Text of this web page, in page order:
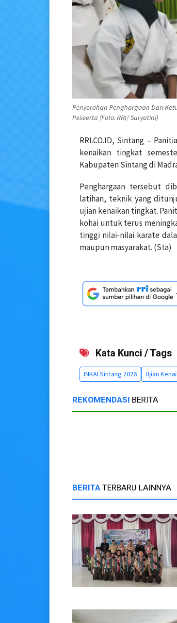
Penyerahan Penghargaan Dari
Peseerta (Foto: RRI/ Suryatini)
RRI.CO.ID, Sintang –
kenaikan tingkat
Kabupaten Sintang di
Penghargaan tersebut
latihan, teknik yang
ujian kenaikan tingkat.
kohai untuk terus
tinggi nilai-nilai karate
maupun masyarakat. (Sta)
Kata Kunci / Tags
INKAI Sintang 2026 Ujian
REKOMENDASI BERITA
BERITA TERBARU LAINNYA